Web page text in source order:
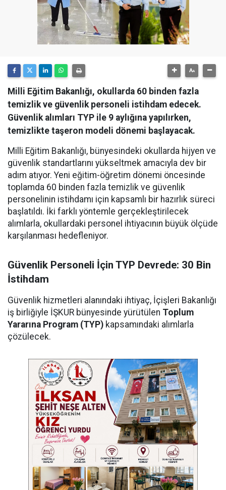
Milli Eğitim Bakanlığı, okullarda 60 binden fazla
temizlik ve güvenlik personeli istihdam edecek.
Güvenlik alımları TYP ile 9 aylığına yapılırken,
temizlikte taşeron modeli dönemi başlayacak.
Milli Eğitim Bakanlığı, bünyesindeki okullarda hijyen ve
güvenlik standartlarını yükseltmek amacıyla dev bir
adım atıyor. Yeni eğitim-öğretim dönemi öncesinde
toplamda 60 binden fazla temizlik ve güvenlik
personelinin istihdamı için kapsamlı bir hazırlık süreci
başlatıldı. İki farklı yöntemle gerçekleştirilecek
alımlarla, okullardaki personel ihtiyacının büyük ölçüde
karşılanması hedefleniyor.
Güvenlik Personeli İçin TYP Devrede: 30 Bin
İstihdam
Güvenlik hizmetleri alanındaki ihtiyaç, İçişleri Bakanlığı
iş birliğiyle İŞKUR bünyesinde yürütülen Toplum
Yararına Program (TYP) kapsamındaki alımlarla
çözülecek.